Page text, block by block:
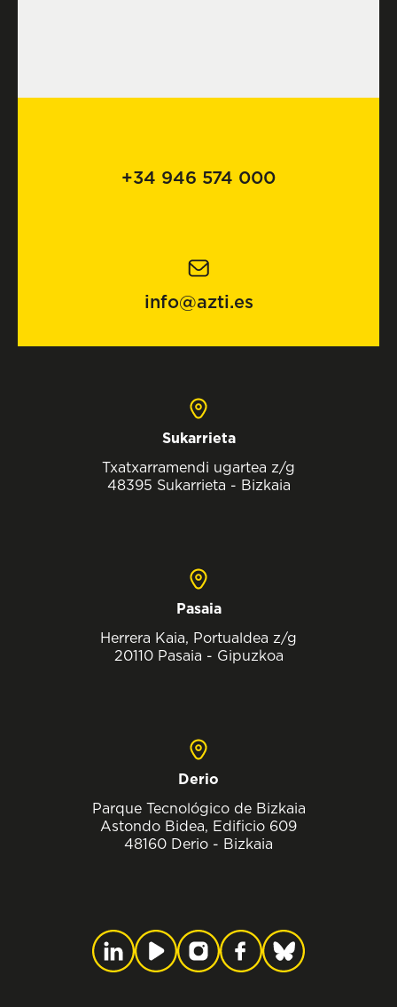
+34 946 574 000
info@azti.es
Sukarrieta
Txatxarramendi ugartea z/g
48395 Sukarrieta - Bizkaia
Pasaia
Herrera Kaia, Portualdea z/g
20110 Pasaia - Gipuzkoa
Derio
Parque Tecnológico de Bizkaia
Astondo Bidea, Edificio 609
48160 Derio - Bizkaia